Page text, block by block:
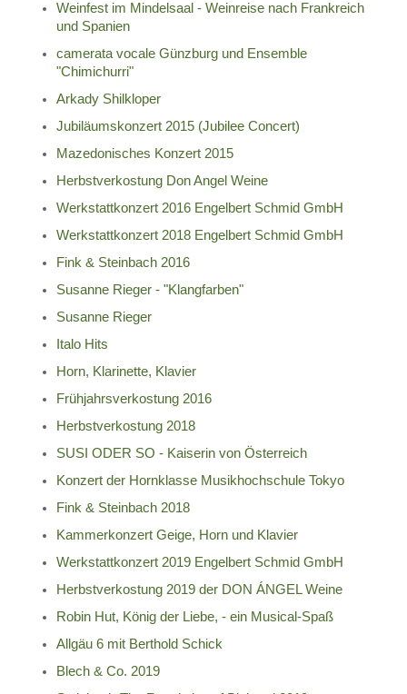
Weinfest im Mindelsaal - Weinreise nach Frankreich
und Spanien
camerata vocale Günzburg und Ensemble
"Chimichurri"
Arkady Shilkloper
Jubiläumskonzert 2015 (Jubilee Concert)
Mazedonisches Konzert 2015
Herbstverkostung Don Angel Weine
Werkstattkonzert 2016 Engelbert Schmid GmbH
Werkstattkonzert 2018 Engelbert Schmid GmbH
Fink & Steinbach 2016
Susanne Rieger - "Klangfarben"
Susanne Rieger
Italo Hits
Horn, Klarinette, Klavier
Frühjahrsverkostung 2016
Herbstverkostung 2018
SUSI ODER SO - Kaiserin von Österreich
Konzert der Hornklasse Musikhochschule Tokyo
Fink & Steinbach 2018
Kammerkonzert Geige, Horn und Klavier
Werkstattkonzert 2019 Engelbert Schmid GmbH
Herbstverkostung 2019 der DON ÁNGEL Weine
Robin Hut, König der Liebe, - ein Musical-Spaß
Allgäu 6 mit Berthold Schick
Blech & Co. 2019